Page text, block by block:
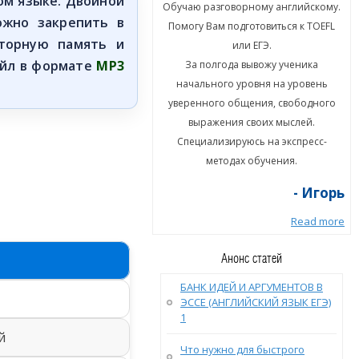
закрепить в
память и
в формате MP3
разговорному английскому.
Вам подготовиться к TOEFL
или ЕГЭ.
полгода вывожу ученика
общения, свободного
Обучаю разговорному английскому.
Помогу Вам подготовиться к TOEFL
или ЕГЭ.
За полгода вывожу ученика
начального уровня на уровень
уверенного общения, свободного
выражения своих мыслей.
Специализируюсь на экспресс-
методах обучения.
- Игорь
Read more
Анонс статей
БАНК ИДЕЙ И АРГУМЕНТОВ В
ЭССЕ (АНГЛИЙСКИЙ ЯЗЫК ЕГЭ)
1
Что нужно для быстрого